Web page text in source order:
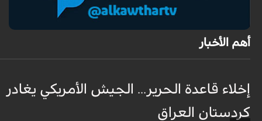
أهم الأخبار
إخلاء قاعدة الحرير... الجيش الأمريكي يغادر
كردستان العراق